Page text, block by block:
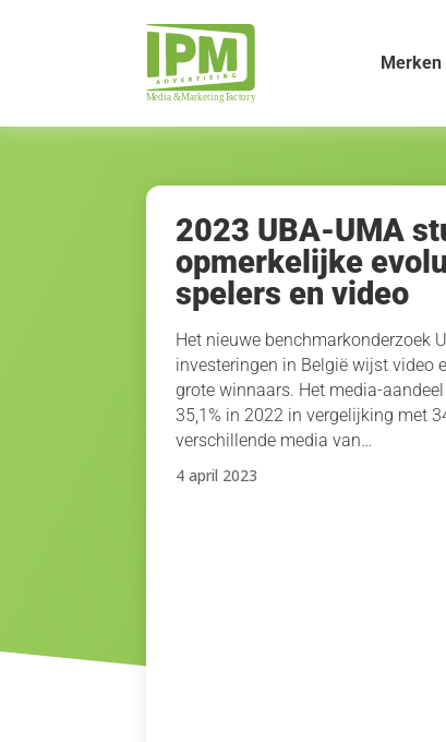
Merken
2023 UBA-UMA
opmerkelijke
spelers en video
Het nieuwe benchmarkonderzoek
investeringen in België wijst video
grote winnaars. Het media-
35,1% in 2022 in vergelijking met
verschillende media van…
4 april 2023